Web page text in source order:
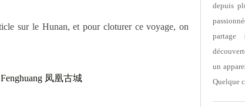
sur le Hunan, et pour cloturer ce voyage, on
depuis
partage
un
Quelque